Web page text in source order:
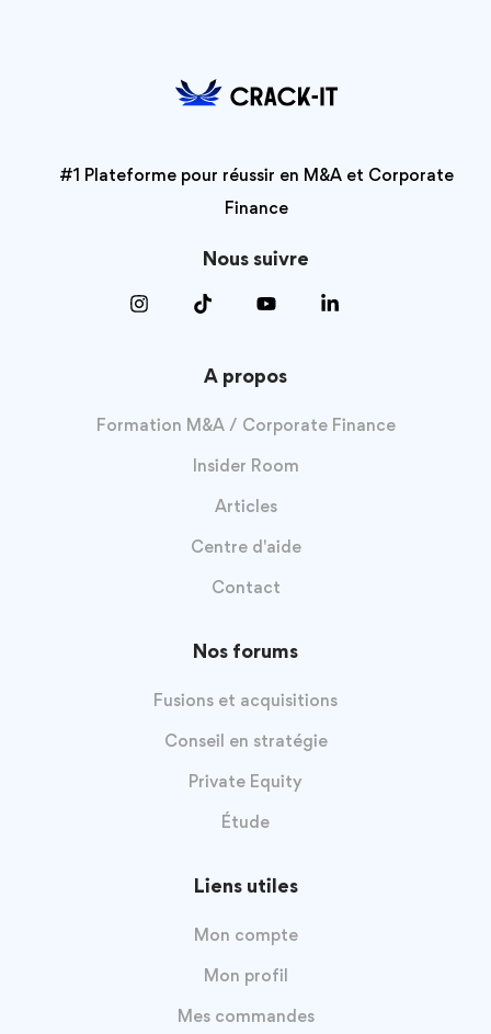
#1 Plateforme pour réussir en M&A et Corporate
Finance
Nous suivre
A propos
Formation M&A / Corporate Finance
Insider Room
Articles
Centre d'aide
Contact
Nos forums
Fusions et acquisitions
Conseil en stratégie
Private Equity
Étude
Liens utiles
Mon compte
Mon profil
Mes commandes